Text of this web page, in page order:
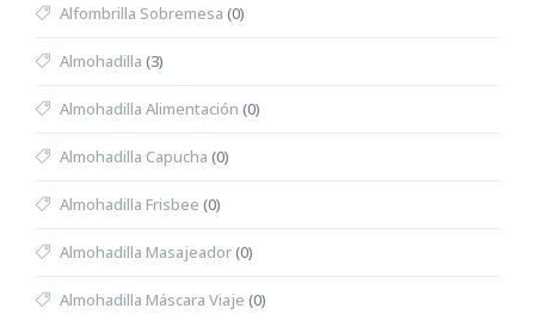
Alfombrilla Sobremesa (0)
Almohadilla (3)
Almohadilla Alimentación (0)
Almohadilla Capucha (0)
Almohadilla Frisbee (0)
Almohadilla Masajeador(0)
Almohadilla Máscara Viaje (0)